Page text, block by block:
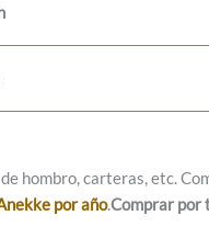
hombro, carteras, etc.
por año.Comprar por